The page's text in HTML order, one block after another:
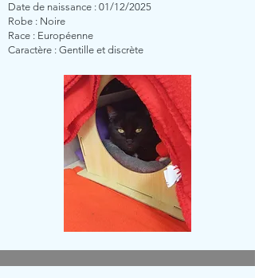
Date de naissance : 01/12/2025
Robe : Noire
Race : Européenne
Caractère : Gentille et discrète